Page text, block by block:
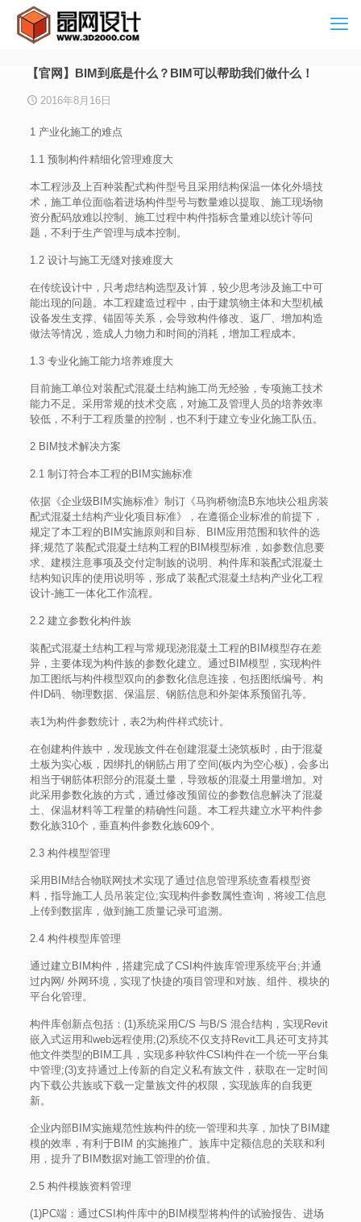
【官网】BIM到底是什么？BIM可以帮助我们做什么！
2016年8月16日
1 产业化施工的难点
1.1 预制构件精细化管理难度大
本工程涉及上百种装配式构件型号且采用结构保温一体化外墙技
术，施工单位面临着进场构件型号与数量难以提取、施工现场物
资分配码放难以控制、施工过程中构件指标含量难以统计等问
题，不利于生产管理与成本控制。
1.2 设计与施工无缝对接难度大
在传统设计中，只考虑结构选型及计算，较少思考涉及施工中可
能出现的问题。本工程建造过程中，由于建筑物主体和大型机械
设备发生支撑、锚固等关系，会导致构件修改、返厂、增加构造
做法等情况，造成人力物力和时间的消耗，增加工程成本。
1.3 专业化施工能力培养难度大
目前施工单位对装配式混凝土结构施工尚无经验，专项施工技术
能力不足。采用常规的技术交底，对施工及管理人员的培养效率
较低，不利于工程质量的控制，也不利于建立专业化施工队伍。
2 BIM技术解决方案
2.1 制订符合本工程的BIM实施标准
依据《企业级BIM实施标准》制订《马驹桥物流B东地块公租房装
配式混凝土结构产业化项目标准》，在遵循企业标准的前提下，
规定了本工程的BIM实施原则和目标、BIM应用范围和软件的选
择;规范了装配式混凝土结构工程的BIM模型标准，如参数信息要
求、建模注意事项及交付定制族的说明、构件库和装配式混凝土
结构知识库的使用说明等，形成了装配式混凝土结构产业化工程
设计-施工一体化工作流程。
2.2 建立参数化构件族
装配式混凝土结构工程与常规现浇混凝土工程的BIM模型存在差
异，主要体现为构件族的参数化建立。通过BIM模型，实现构件
加工图纸与构件模型双向的参数化信息连接，包括图纸编号、构
件ID码、物理数据、保温层、钢筋信息和外架体系预留孔等。
表1为构件参数统计，表2为构件样式统计。
在创建构件族中，发现族文件在创建混凝土浇筑板时，由于混凝
土板为实心板，因绑扎的钢筋占用了空间(板内为空心板)，会多出
相当于钢筋体积部分的混凝土量，导致板的混凝土用量增加。对
此采用参数化族的方式，通过修改预留位的参数信息解决了混凝
土、保温材料等工程量的精确性问题。本工程共建立水平构件参
数化族310个，垂直构件参数化族609个。
2.3 构件模型管理
采用BIM结合物联网技术实现了通过信息管理系统查看模型资
料，指导施工人员吊装定位;实现构件参数属性查询，将竣工信息
上传到数据库，做到施工质量记录可追溯。
2.4 构件模型库管理
通过建立BIM构件，搭建完成了CSI构件族库管理系统平台;并通
过内网/ 外网环境，实现了快捷的项目管理和对族、组件、模块的
平台化管理。
构件库创新点包括：(1)系统采用C/S 与B/S 混合结构，实现Revit
嵌入式运用和web远程使用;(2)系统不仅支持Revit工具还可支持其
他文件类型的BIM工具，实现多种软件CSI构件在一个统一平台集
中管理;(3)支持通过上传新的自定义私有族文件，获取在一定时间
内下载公共族或下载一定量族文件的权限，实现族库的自我更
新。
企业内部BIM实施规范性族构件的统一管理和共享，加快了BIM建
模的效率，有利于BIM 的实施推广。族库中定额信息的关联和利
用，提升了BIM数据对施工管理的价值。
2.5 构件模族资料管理
(1)PC端：通过CSI构件库中的BIM模型将构件的试验报告、进场